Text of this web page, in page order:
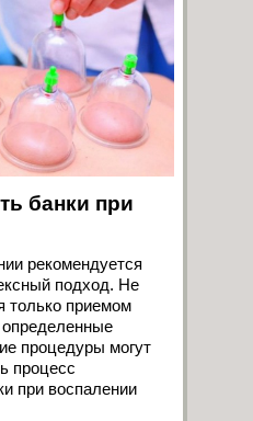
банки при
рекомендуется
подход. Не
только приемом
определенные
процедуры могут
процесс
при воспалении